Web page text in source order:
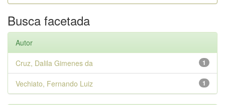
Busca facetada
Autor
1
Cruz, Dalila Gimenes da
1
Vechiato, Fernando Luiz